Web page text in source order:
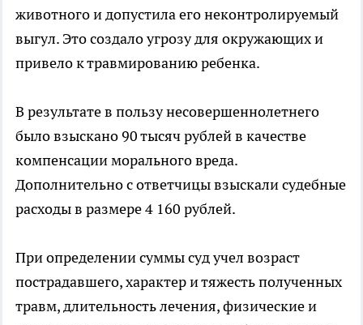
животного и допустила его неконтролируемый
выгул. Это создало угрозу для окружающих и
привело к травмированию ребенка.
В результате в пользу несовершеннолетнего
было взыскано 90 тысяч рублей в качестве
компенсации морального вреда.
Дополнительно с ответчицы взыскали судебные
расходы в размере 4 160 рублей.
При определении суммы суд учел возраст
пострадавшего, характер и тяжесть полученных
травм, длительность лечения, физические и